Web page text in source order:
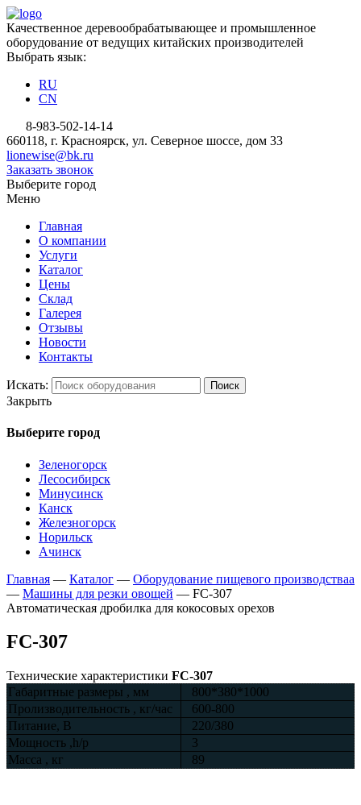
Качественное деревообрабатывающее и промышленное
оборудование от ведущих китайских производителей
Выбрать язык:
RU
CN
8-983-502-14-14
660118, г. Красноярск, ул. Северное шоссе, дом 33
lionewise@bk.ru
Заказать звонок
Выберите город
Меню
Главная
О компании
Услуги
Каталог
Цены
Склад
Галерея
Отзывы
Новости
Контакты
Искать: Поиск
Закрыть
Выберите город
Зеленогорск
Лесосибирск
Минусинск
Канск
Железногорск
Норильск
Ачинск
Главная — Каталог — Оборудование пищевого производстваа
— Машины для резки овощей — FC-307
Автоматическая дробилка для кокосовых орехов
FC-307
Технические характеристики FC-307
Габаритные размеры , мм
800*380*1000
Пролизводительность , кг/час
600-800
Питание, В
220/380
Мощность ,h/p
3
Масса , кг
89